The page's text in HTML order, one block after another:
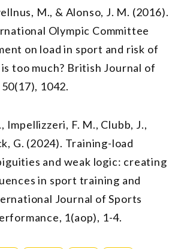
M., & Alonso, J. M. (2016).
Olympic Committee
on load in sport and risk of
too much? British Journal of
1042.
Impellizzeri, F. M., Clubb, J.,
G. (2024). Training-load
and weak logic: creating
in sport training and
Journal of Sports
1(aop), 1-4.